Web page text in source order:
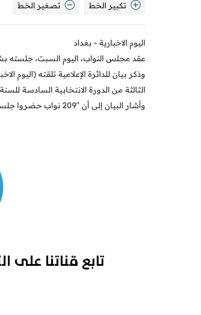
تكبير الخط تصغير الخط
اليوم الاخبارية - بغداد
عقد مجلس النواب، اليوم السبت، جلسته
وذكر بيان للدائرة الإعلامية تلقته (اليوم
الثالثة من الدورة الانتخابية السادسة
وأشار البيان إلى أن "209 نواب حضروا جلسة مناقشة الإيرادات غير النفطية".